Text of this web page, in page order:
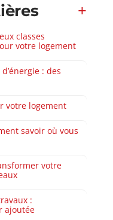
classes
votre logement
: des
votre logement
savoir où vous
votre
:
ajoutée